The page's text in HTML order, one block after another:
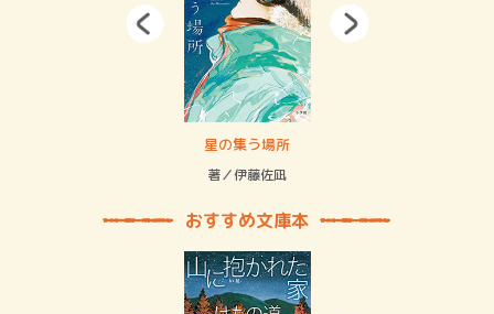
星の集う場所
著／伊藤佐凪
おすすめ文庫本